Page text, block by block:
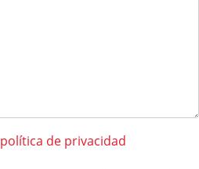
política de privacidad